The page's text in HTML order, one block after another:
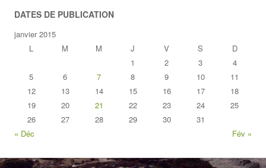
DATES DE PUBLICATION
janvier 2015
L
M M J V S
D
1
2 3
4
5
6 7 8 9 10
11
12
13 14 15 16 17
18
19
20 21 22 23 24
25
26
27 28 29 30
31
« Déc
Fév »